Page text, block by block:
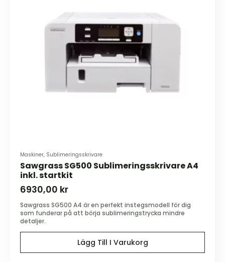
Maskiner, Sublimeringsskrivare
Sawgrass SG500 Sublimeringsskrivare A4
inkl. startkit
6930,00 kr
Sawgrass SG500 A4 är en perfekt instegsmodell för dig
som funderar på att börja sublimeringstrycka mindre
detaljer.
Lägg Till I Varukorg